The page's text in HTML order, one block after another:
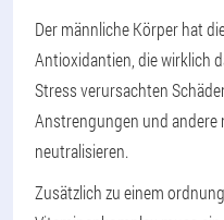
Der männliche Körper hat
Antioxidantien, die wirklich
Stress verursachten
Anstrengungen und andere
neutralisieren.
Zusätzlich zu einem